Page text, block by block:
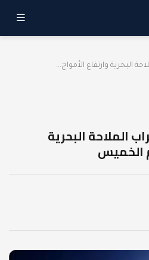
البحرية وارتفاع الأمواج...
الملاحة البحرية
الخميس